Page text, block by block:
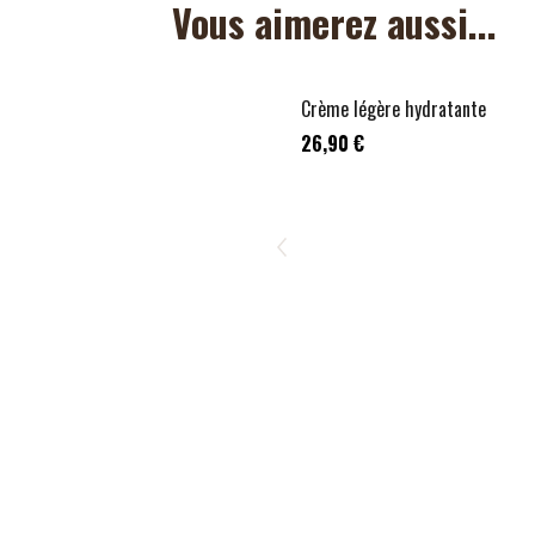
Vous aimerez aussi...
Crème légère hydratante
26,90 €